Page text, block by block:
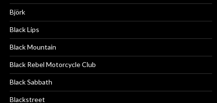
Björk
Black Lips
Black Mountain
Black Rebel Motorcycle Club
Black Sabbath
Blackstreet